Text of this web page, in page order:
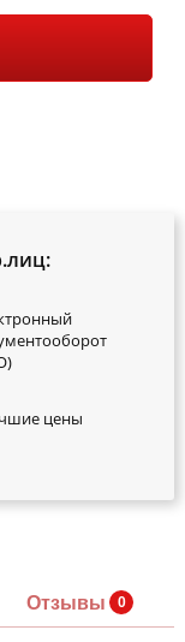
цены
Отзывы